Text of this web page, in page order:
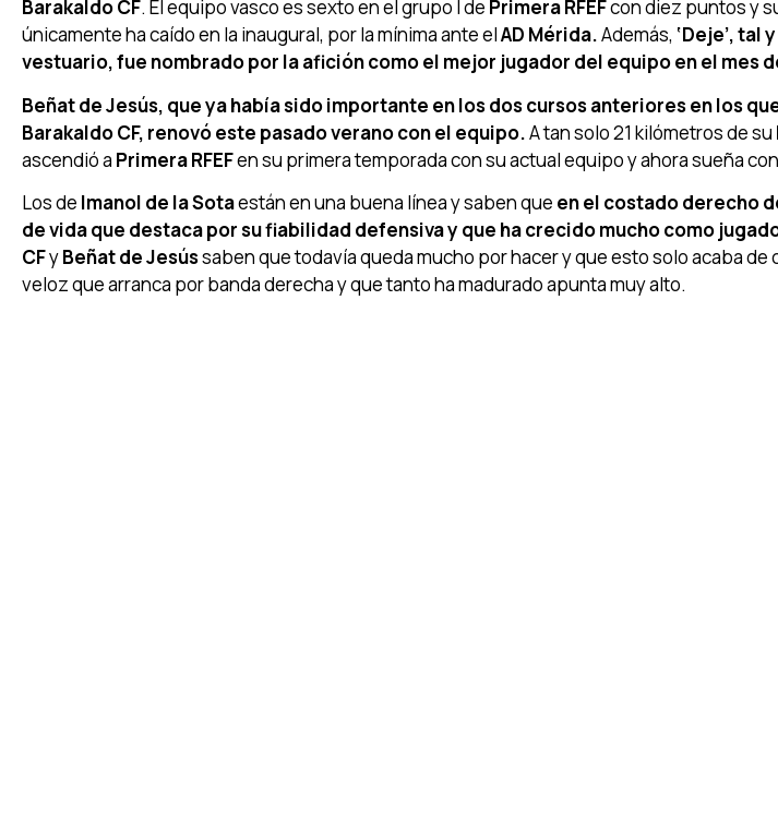
Barakaldo CF. El equipo vasco es sexto en el grupo I de Primera RFEFcon diez puntos y
únicamente ha caído en la inaugural, por la mínima ante elAD Mérida.Además, ‘Deje’, tal
vestuario, fue nombrado por la afición como el mejor jugador del equipo en el mes
Beñat de Jesús, que ya había sido importante en los dos cursos anteriores en los
Barakaldo CF, renovó este pasado verano con el equipo.A tan solo 21 kilómetros de su
ascendió a Primera RFEFen su primera temporada con su actual equipo y ahora sueña
Los de Imanol de la Sotaestán en una buena línea y saben que en el costado derecho
de vida que destaca por su fiabilidad defensiva y que ha crecido mucho como
CFyBeñat de Jesússaben que todavía queda mucho por hacer y que esto solo acaba de
veloz que arranca por banda derecha y que tanto ha madurado apunta muy alto.